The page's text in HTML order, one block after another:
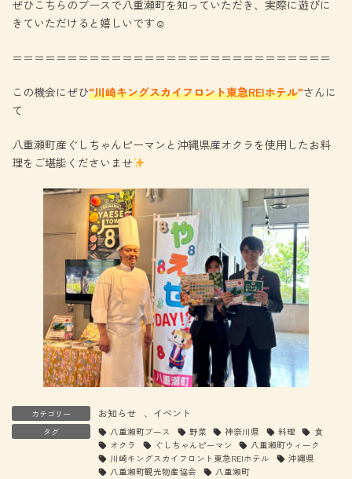
ぜひこちらのブースで八重瀬町を知っていただき、実際に遊びに
きていただけると嬉しいです☺
＝＝＝＝＝＝＝＝＝＝＝＝＝＝＝＝＝＝＝＝＝＝＝＝＝＝＝＝＝
この機会にぜひ”川崎キングスカイフロント東急REIホテル”さんに
て
八重瀬町産ぐしちゃんピーマンと沖縄県産オクラを使用したお料
理をご堪能くださいませ
カテゴリー お知らせ 、 イベント
タグ 八重瀬町ブース 野菜 神奈川県 料理
食
オクラ
ぐしちゃんピーマン
八重瀬町ウィーク
川崎キングスカイフロント東急REIホテル
沖縄県
八重瀬町観光物産協会
八重瀬町